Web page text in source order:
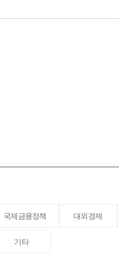
국제금융정책 대외경제
기타